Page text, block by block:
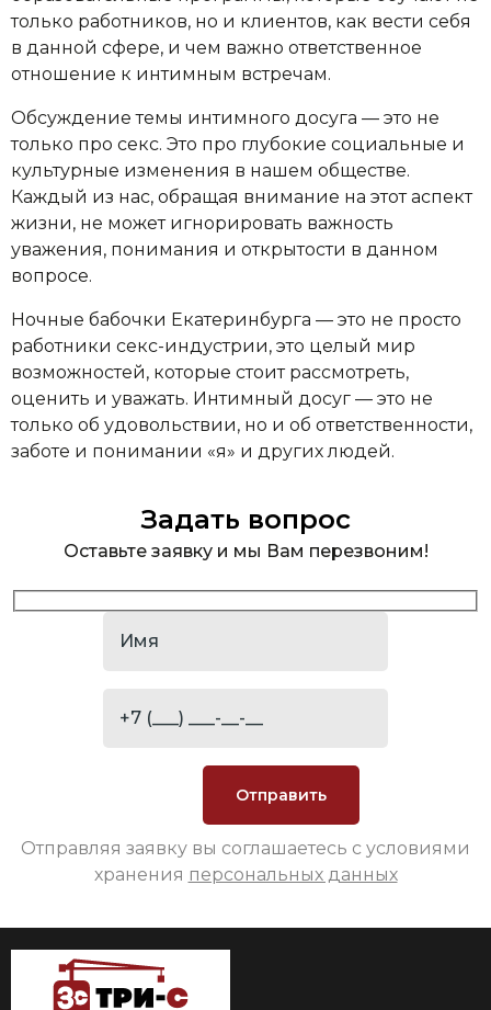
только работников, но и клиентов, как вести себя
в данной сфере, и чем важно ответственное
отношение к интимным встречам.
Обсуждение темы интимного досуга — это не
только про секс. Это про глубокие социальные и
культурные изменения в нашем обществе.
Каждый из нас, обращая внимание на этот аспект
жизни, не может игнорировать важность
уважения, понимания и открытости в данном
вопросе.
Ночные бабочки Екатеринбурга — это не просто
работники секс-индустрии, это целый мир
возможностей, которые стоит рассмотреть,
оценить и уважать. Интимный досуг — это не
только об удовольствии, но и об ответственности,
заботе и понимании «я» и других людей.
Задать вопрос
Оставьте заявку и мы Вам перезвоним!
Отправляя заявку вы соглашаетесь с условиями
хранения персональных данных